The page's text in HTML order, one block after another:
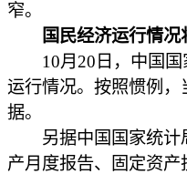
窄。
国民经济运行情况
10月20日，中国国
运行情况。按照惯例，
据。
另据中国国家统计
产月度报告、固定资